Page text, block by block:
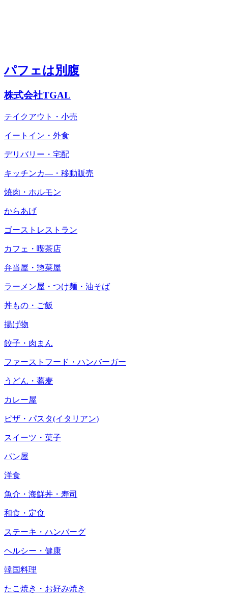
パフェは別腹
株式会社TGAL
テイクアウト・小売
イートイン・外食
デリバリー・宅配
キッチンカ―・移動販売
焼肉・ホルモン
からあげ
ゴーストレストラン
カフェ・喫茶店
弁当屋・惣菜屋
ラーメン屋・つけ麺・油そば
丼もの・ご飯
揚げ物
餃子・肉まん
ファーストフード・ハンバーガー
うどん・蕎麦
カレー屋
ピザ・パスタ(イタリアン)
スイーツ・菓子
パン屋
洋食
魚介・海鮮丼・寿司
和食・定食
ステーキ・ハンバーグ
ヘルシー・健康
韓国料理
たこ焼き・お好み焼き